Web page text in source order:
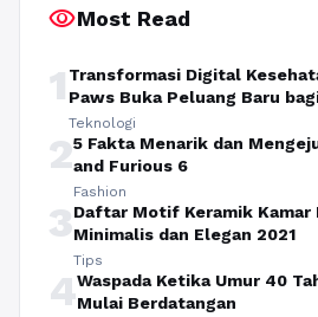
visibilityMost Read
1 Transformasi Digital
Paws Buka Peluang Baru
Teknologi
25 Fakta Menarik dan
and Furious 6
Fashion
3Daftar Motif Keramik Kamar
Minimalis dan Elegan 2021
Tips
4Waspada Ketika Umur 40
Mulai Berdatangan